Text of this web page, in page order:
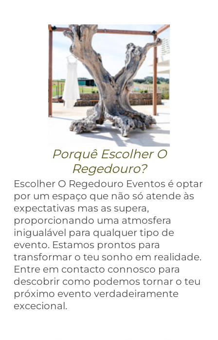
Porquê Escolher O
Regedouro?
Escolher O Regedouro Eventos é optar
por um espaço que não só atende às
expectativas mas as supera,
proporcionando uma atmosfera
inigualável para qualquer tipo de
evento. Estamos prontos para
transformar o teu sonho em realidade.
Entre em contacto connosco para
descobrir como podemos tornar o teu
próximo evento verdadeiramente
excecional.